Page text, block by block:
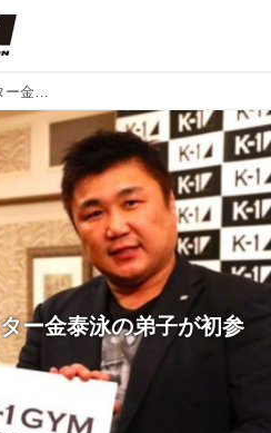
【ZST】元K-1ファイター金泰泳の弟子が初参戦
ー金泰泳の弟子が初参